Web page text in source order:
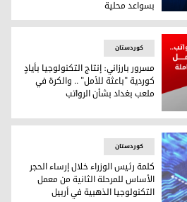
الأساس لمصنع "التكنولوجيا الذهبية 2" لإنتاج
بسواعد محلية
بأيادٍ كوردية "باعثة للأمل"
کوردستان
مسرور بارزاني: إنتاج التكنولوجيا بأيادٍ
كوردية "باعثة للأمل" .. والكرة في
ملعب بغداد بشأن الرواتب
کوردستان
كلمة رئيس الوزراء خلال إرساء الحجر
الأساس للمرحلة الثانية من معمل
التكنولوجيا الذهبية في أربيل